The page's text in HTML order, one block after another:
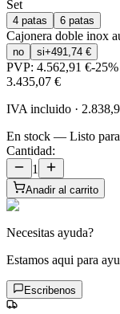
Set
4 patas 6 patas
Cajonera doble inox
no si+491,74 €
PVP: 4.562,91 €-25%
3.435,07 €
IVA incluido ·
En stock — Listo
Cantidad:
1
Anadir al carrito
Necesitas ayuda?
Estamos aqui para
Escribenos